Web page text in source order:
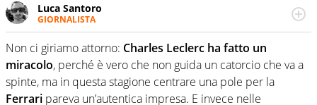
Luca Santoro
GIORNALISTA
Esperto di Motorsport ma, più in generale, appassionato
di tutto ciò che sia Sport, anche senza il Motor. Dà il
meglio di sé quando la strada fa largo alle due o alle
quattro ruote
Non ci giriamo attorno: Charles Leclerc ha fatto un
miracolo, perché è vero che non guida un catorcio che va a
spinte, ma in questa stagione centrare una pole per la
Ferrari pareva un’autentica impresa. E invece nelle